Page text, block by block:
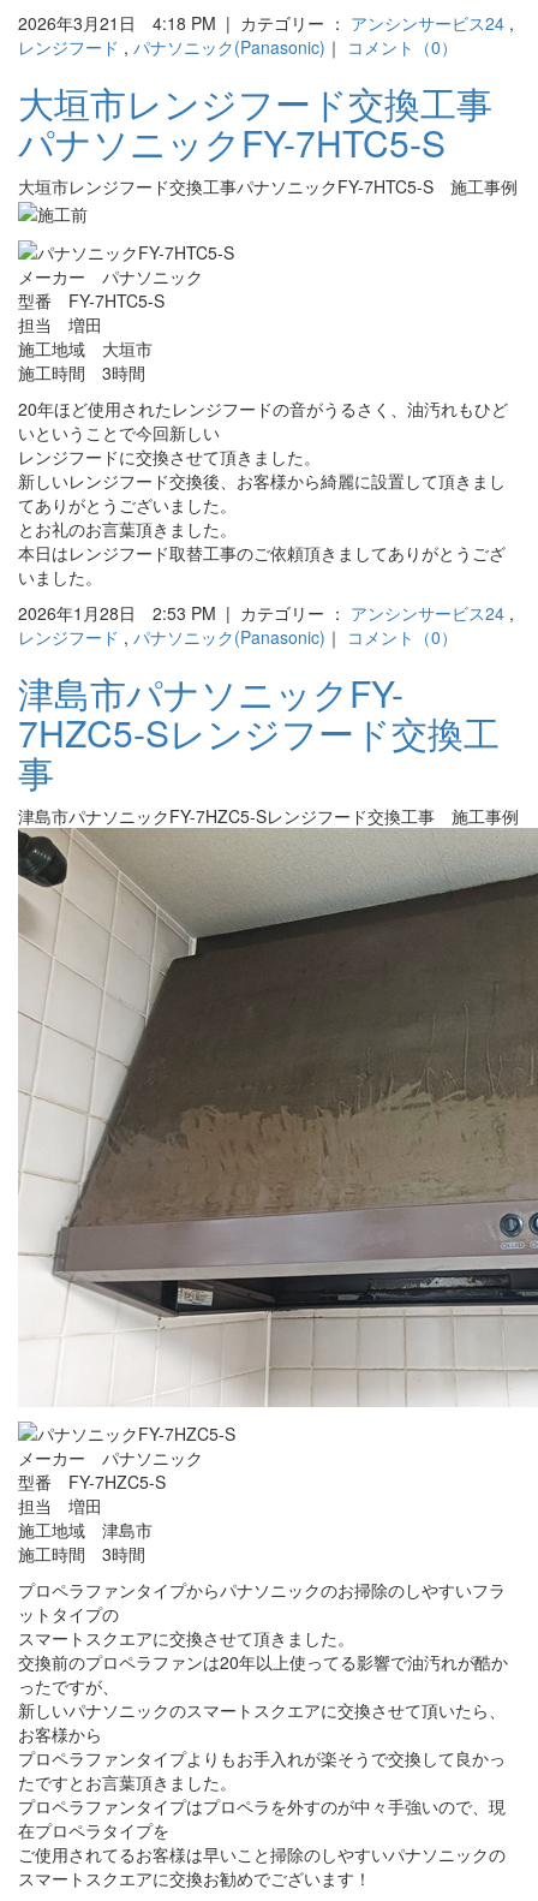
2026年3月21日 4:18 PM | カテゴリー ： アンシンサービス24 ,
レンジフード , パナソニック(Panasonic) ｜ コメント（0）
大垣市レンジフード交換工事
パナソニックFY-7HTC5-S
大垣市レンジフード交換工事パナソニックFY-7HTC5-S 施工事例
メーカー パナソニック
型番 FY-7HTC5-S
担当 増田
施工地域 大垣市
施工時間 3時間
20年ほど使用されたレンジフードの音がうるさく、油汚れもひど
いということで今回新しい
レンジフードに交換させて頂きました。
新しいレンジフード交換後、お客様から綺麗に設置して頂きまし
てありがとうございました。
とお礼のお言葉頂きました。
本日はレンジフード取替工事のご依頼頂きましてありがとうござ
いました。
2026年1月28日 2:53 PM | カテゴリー ： アンシンサービス24 ,
レンジフード , パナソニック(Panasonic) ｜ コメント（0）
津島市パナソニックFY-
7HZC5-Sレンジフード交換工
事
津島市パナソニックFY-7HZC5-Sレンジフード交換工事 施工事例
メーカー パナソニック
型番 FY-7HZC5-S
担当 増田
施工地域 津島市
施工時間 3時間
プロペラファンタイプからパナソニックのお掃除のしやすいフラ
ットタイプの
スマートスクエアに交換させて頂きました。
交換前のプロペラファンは20年以上使ってる影響で油汚れが酷か
ったですが、
新しいパナソニックのスマートスクエアに交換させて頂いたら、
お客様から
プロペラファンタイプよりもお手入れが楽そうで交換して良かっ
たですとお言葉頂きました。
プロペラファンタイプはプロペラを外すのが中々手強いので、現
在プロペラタイプを
ご使用されてるお客様は早いこと掃除のしやすいパナソニックの
スマートスクエアに交換お勧めでございます！